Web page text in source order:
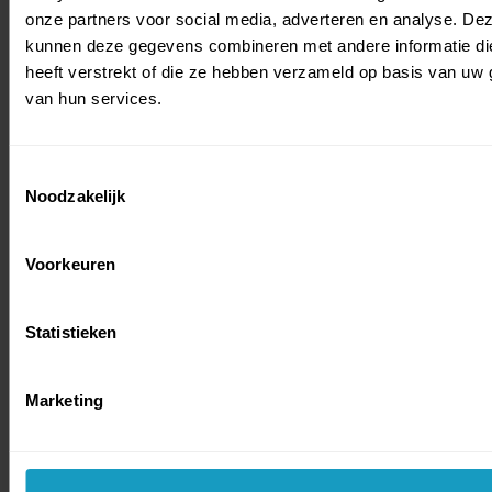
onze partners voor social media, adverteren en analyse.
kunnen deze gegevens combineren met andere informatie
heeft verstrekt of die ze hebben verzameld op basis van uw
van hun services.
Noodzakelijk
Voorkeuren
Statistieken
Marketing
We bieden nu niet alleen een baangarantie
voor nieuwe leraren, maar ook voor ervaren
skileraren. Na een seizoen in Oostenrijk of
gebruiken om in andere bestemmingen te
Japan of Zwitserland.
bekijk alle pakketten
Skiresort in Oostenrijk
voor nieuwe leraren, maar ook voor ervaren